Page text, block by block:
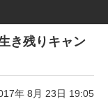
き残りキャン
年 8月 23日 19:05